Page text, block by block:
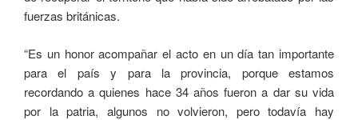
fuerzas británicas.
“Es un honor acompañar el acto en un día tan importante
para el país y para la provincia, porque estamos
recordando a quienes hace 34 años fueron a dar su vida
por la patria, algunos no volvieron, pero todavía hay